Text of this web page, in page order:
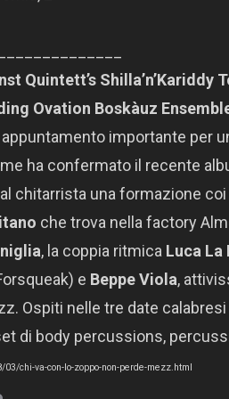
Quintett’s Shilla’n’Kariddy
Ovation Boskàuz
appuntamento importante per
ha confermato il recente
chitarrista una formazione
che trova nella factory
, la coppia ritmica Luca La
e Beppe Viola,
Ospiti nelle tre date
di body percussions,
chi-va-con-lo-zoppo-non-perde-mezz.html